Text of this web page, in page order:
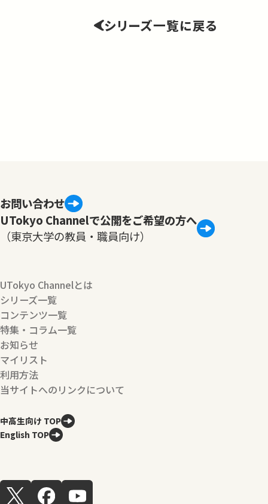
シリーズ一覧に戻る
お問い合わせ
UTokyo Channelで公開をご希望の方へ
（東京大学の教員・職員向け）
UTokyo Channelとは
シリーズ一覧
コンテンツ一覧
特集・コラム一覧
お知らせ
マイリスト
利用方法
当サイトへのリンクについて
中高生向け TOP
English TOP